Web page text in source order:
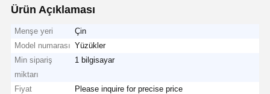
Ürün Açıklaması
Menşe yeri
Çin
Model numarası Yüzükler
Min sipariş
miktarı
1 bilgisayar
Fiyat
Please inquire for precise price